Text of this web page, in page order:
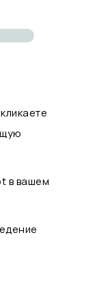
в вашем